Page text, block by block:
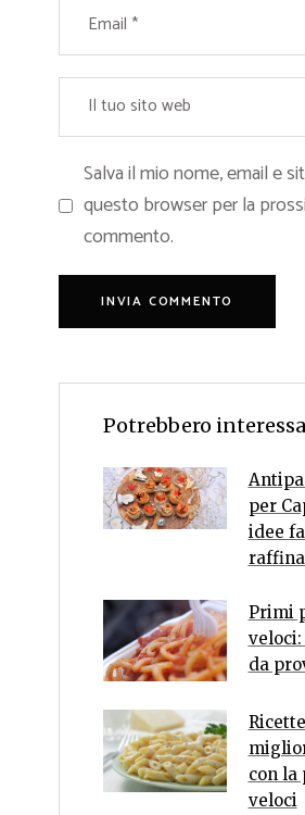
Salva il mio nome, email e
questo browser per la
commento.
Potrebbero
per
idee
Primi
veloci:
da
con la
veloci